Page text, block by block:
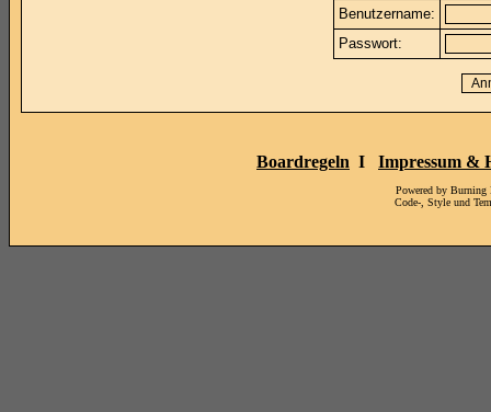
Benutzername:
Passwort:
Boardregeln I Impressum &
Powered by
Code-, Style und